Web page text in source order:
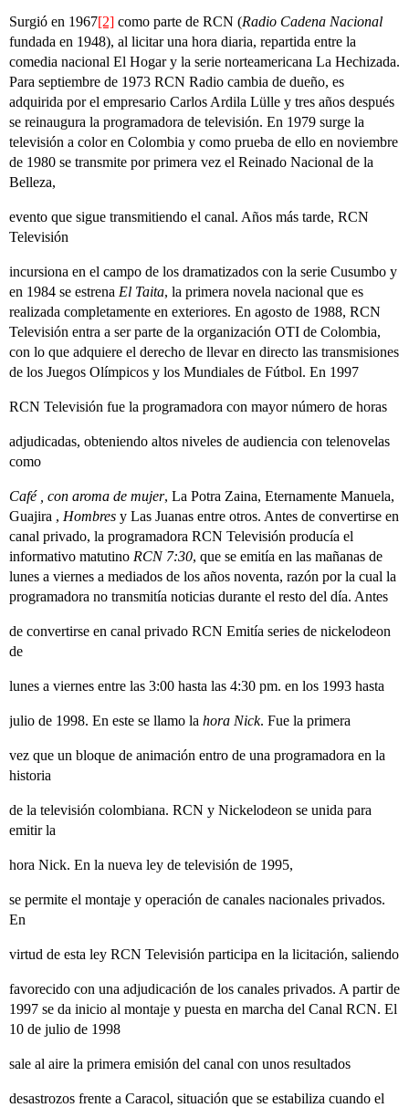
Surgió en 1967[2] como parte de RCN (Radio Cadena Nacional
fundada en 1948), al licitar una hora diaria, repartida entre la
comedia nacional El Hogar y la serie norteamericana La Hechizada.
Para septiembre de 1973 RCN Radio cambia de dueño, es
adquirida por el empresario Carlos Ardila Lülle y tres años después
se reinaugura la programadora de televisión. En 1979 surge la
televisión a color en Colombia y como prueba de ello en noviembre
de 1980 se transmite por primera vez el Reinado Nacional de la
Belleza,
evento que sigue transmitiendo el canal. Años más tarde, RCN
Televisión
incursiona en el campo de los dramatizados con la serie Cusumbo y
en 1984 se estrena El Taita, la primera novela nacional que es
realizada completamente en exteriores. En agosto de 1988, RCN
Televisión entra a ser parte de la organización OTI de Colombia,
con lo que adquiere el derecho de llevar en directo las transmisiones
de los Juegos Olímpicos y los Mundiales de Fútbol. En 1997
RCN Televisión fue la programadora con mayor número de horas
adjudicadas, obteniendo altos niveles de audiencia con telenovelas
como
Café , con aroma de mujer, La Potra Zaina, Eternamente Manuela,
Guajira , Hombres y Las Juanas entre otros. Antes de convertirse en
canal privado, la programadora RCN Televisión producía el
informativo matutino RCN 7:30, que se emitía en las mañanas de
lunes a viernes a mediados de los años noventa, razón por la cual la
programadora no transmitía noticias durante el resto del día. Antes
de convertirse en canal privado RCN Emitía series de nickelodeon
de
lunes a viernes entre las 3:00 hasta las 4:30 pm. en los 1993 hasta
julio de 1998. En este se llamo la hora Nick. Fue la primera
vez que un bloque de animación entro de una programadora en la
historia
de la televisión colombiana. RCN y Nickelodeon se unida para
emitir la
hora Nick. En la nueva ley de televisión de 1995,
se permite el montaje y operación de canales nacionales privados.
En
virtud de esta ley RCN Televisión participa en la licitación, saliendo
favorecido con una adjudicación de los canales privados. A partir de
1997 se da inicio al montaje y puesta en marcha del Canal RCN. El
10 de julio de 1998
sale al aire la primera emisión del canal con unos resultados
desastrozos frente a Caracol, situación que se estabiliza cuando el